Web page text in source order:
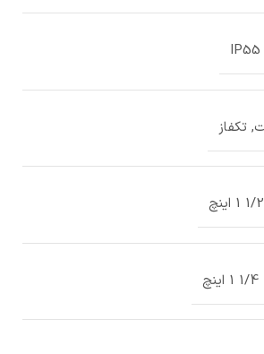
IP55
1/2 1 اینچ
1/4 1 اینچ